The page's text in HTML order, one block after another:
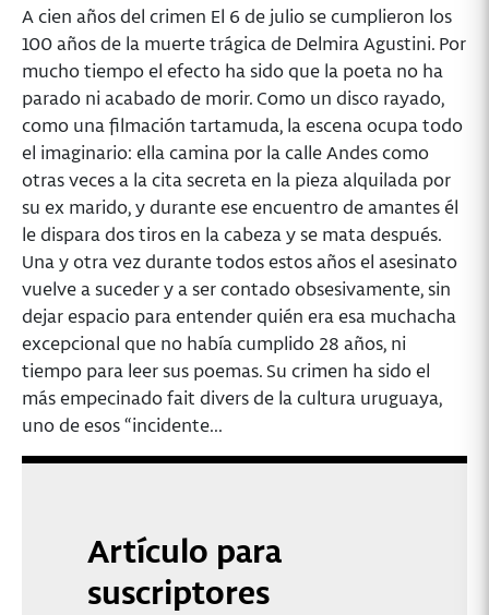
A cien años del crimen El 6 de julio se cumplieron los
100 años de la muerte trágica de Delmira Agustini. Por
mucho tiempo el efecto ha sido que la poeta no ha
parado ni acabado de morir. Como un disco rayado,
como una filmación tartamuda, la escena ocupa todo
el imaginario: ella camina por la calle Andes como
otras veces a la cita secreta en la pieza alquilada por
su ex marido, y durante ese encuentro de amantes él
le dispara dos tiros en la cabeza y se mata después.
Una y otra vez durante todos estos años el asesinato
vuelve a suceder y a ser contado obsesivamente, sin
dejar espacio para entender quién era esa muchacha
excepcional que no había cumplido 28 años, ni
tiempo para leer sus poemas. Su crimen ha sido el
más empecinado fait divers de la cultura uruguaya,
uno de esos “incidente...
Artículo para
suscriptores